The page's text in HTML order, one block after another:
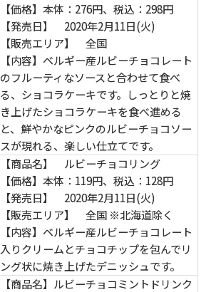
【価格】本体：276円、税込：298円
【発売日】 2020年2月11日(火)
【販売エリア】 全国
【内容】ベルギー産ルビーチョコレート
のフルーティなソースと合わせて食べ
る、ショコラケーキです。しっとりと焼
き上げたショコラケーキを食べ進める
と、鮮やかなピンクのルビーチョコソー
スが現れる、楽しい仕立てです。
【商品名】 ルビーチョコリング
【価格】本体：119円、税込：128円
【発売日】 2020年2月11日(火)
【販売エリア】 全国 ※北海道除く
【内容】ベルギー産ルビーチョコレート
入りクリームとチョコチップを包んでリ
ング状に焼き上げたデニッシュです。
【商品名】ルビーチョコミントドリンク